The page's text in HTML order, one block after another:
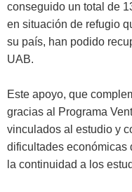
conseguido un total de
en situación de refugio
su país, han podido
UAB.
Este apoyo, que
gracias al Programa
vinculados al estudio y
dificultades económicas
la continuidad a los